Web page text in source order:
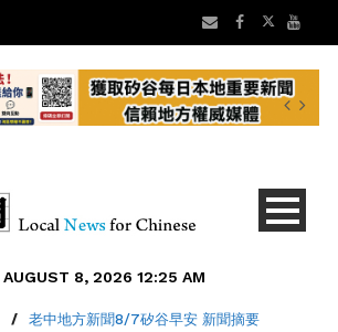
AUGUST 8, 2026 12:25 AM
/ 老中地方新聞8/7矽谷早安 新聞摘要